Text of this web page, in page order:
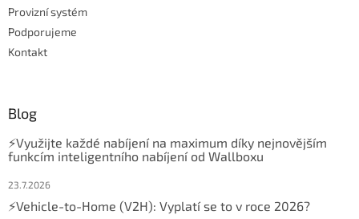
Provizní systém
Podporujeme
Kontakt
Blog
⚡Využijte každé nabíjení na maximum díky nejnovějším
funkcím inteligentního nabíjení od Wallboxu
23.7.2026
⚡Vehicle-to-Home (V2H): Vyplatí se to v roce 2026?